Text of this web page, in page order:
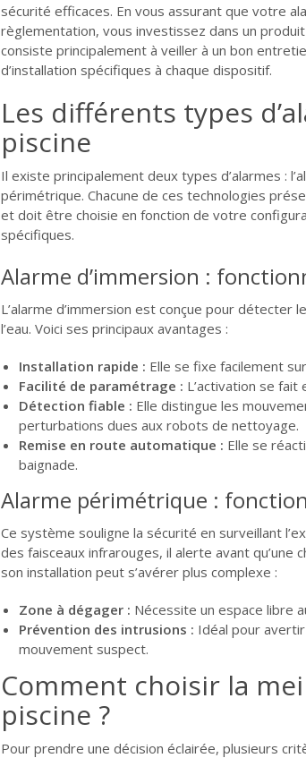
sécurité efficaces. En vous assurant que votre
règlementation, vous investissez dans un
consiste principalement à veiller à un bon
d’installation spécifiques à chaque dispositif.
Les différents types
piscine
Il existe principalement deux types d’alarmes :
périmétrique. Chacune de ces technologies
et doit être choisie en fonction de votre
spécifiques.
Alarme d’immersion :
L’alarme d’immersion est conçue pour détecter
l’eau. Voici ses principaux avantages :
Installation rapide : Elle se fixe facilement
Facilité de paramétrage : L’activation se fait
Détection fiable : Elle distingue les
perturbations dues aux robots de nettoyage.
Remise en route automatique : Elle se
baignade.
Alarme périmétrique :
Ce système souligne la sécurité en surveillant
des faisceaux infrarouges, il alerte avant qu’une
son installation peut s’avérer plus complexe :
Zone à dégager : Nécessite un espace libre
Prévention des intrusions : Idéal pour
mouvement suspect.
Comment choisir la
piscine ?
Pour prendre une décision éclairée, plusieurs